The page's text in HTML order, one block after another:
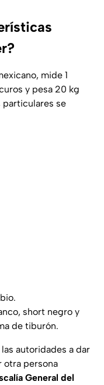
mide 1
y pesa 20 kg
particulares se
short negro y
de tiburón.
autoridades a dar
otra persona
General del